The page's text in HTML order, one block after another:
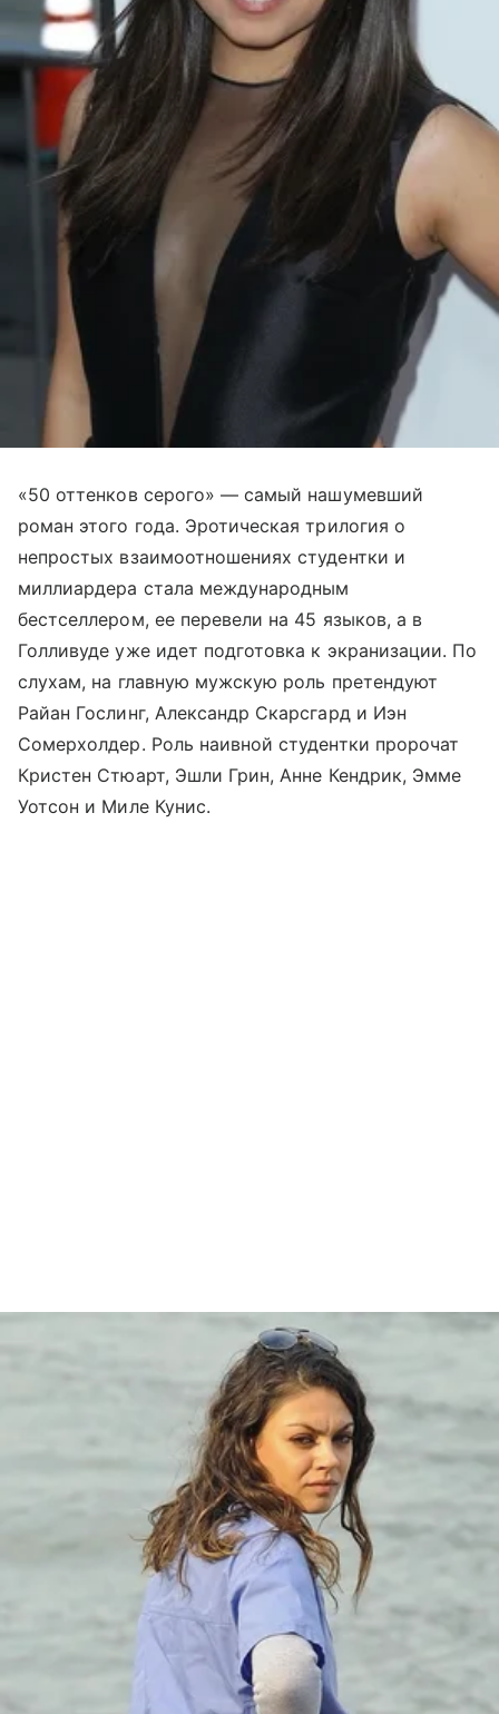
«50 оттенков серого» — самый нашумевший
роман этого года. Эротическая трилогия о
непростых взаимоотношениях студентки и
миллиардера стала международным
бестселлером, ее перевели на 45 языков, а в
Голливуде уже идет подготовка к экранизации. По
слухам, на главную мужскую роль претендуют
Райан Гослинг, Александр Скарсгард и Иэн
Сомерхолдер. Роль наивной студентки пророчат
Кристен Стюарт, Эшли Грин, Анне Кендрик, Эмме
Уотсон и Миле Кунис.